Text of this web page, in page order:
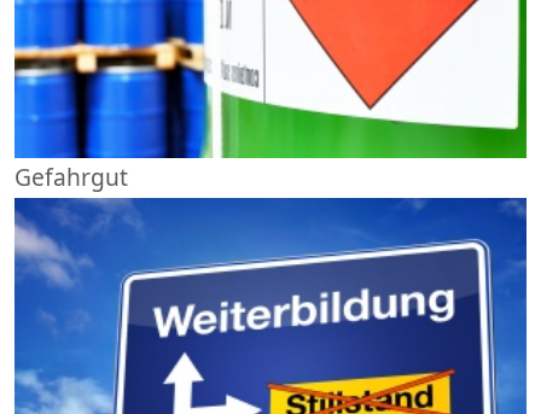
Gefahrgut